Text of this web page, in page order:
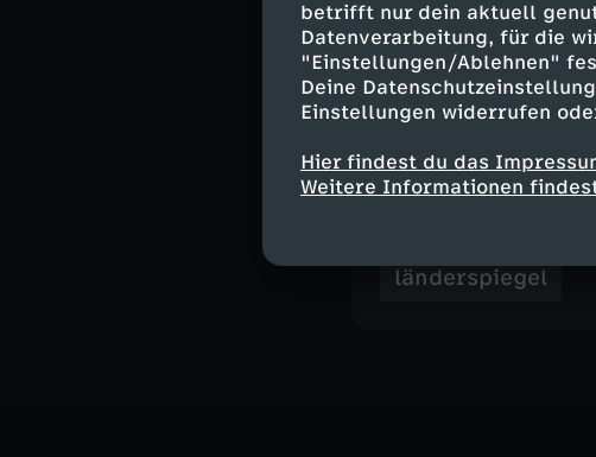
betrifft nur dein aktuell
Datenverarbeitung, für die
"Einstellungen/Ablehnen"
Deine
Einstellungen widerrufen
Hier findest du das
Weitere Informationen
Moderation - Yve
Ähnliche
länderspiegel